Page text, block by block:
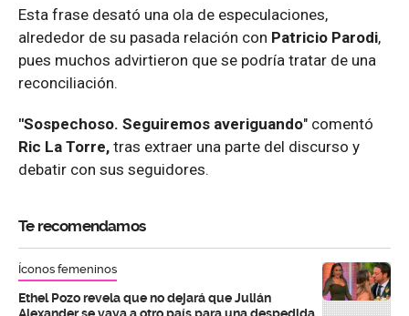
Esta frase desató una ola de especulaciones,
alrededor de su pasada relación con Patricio Parodi,
pues muchos advirtieron que se podría tratar de una
reconciliación.
"Sospechoso. Seguiremos averiguando" comentó
Ric La Torre, tras extraer una parte del discurso y
debatir con sus seguidores.
Te recomendamos
Íconos femeninos
Ethel Pozo revela que no dejará que Julián